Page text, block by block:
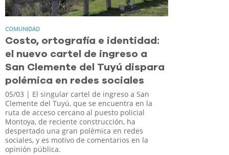
COMUNIDAD
Costo, ortografía e identidad:
el nuevo cartel de ingreso a
San Clemente del Tuyú dispara
polémica en redes sociales
05/03 | El singular cartel de ingreso a San
Clemente del Tuyú, que se encuentra en la
ruta de acceso cercano al puesto policial
Montoya, de reciente construcción, ha
despertado una gran polémica en redes
sociales, y es motivo de comentarios en la
opinión pública.